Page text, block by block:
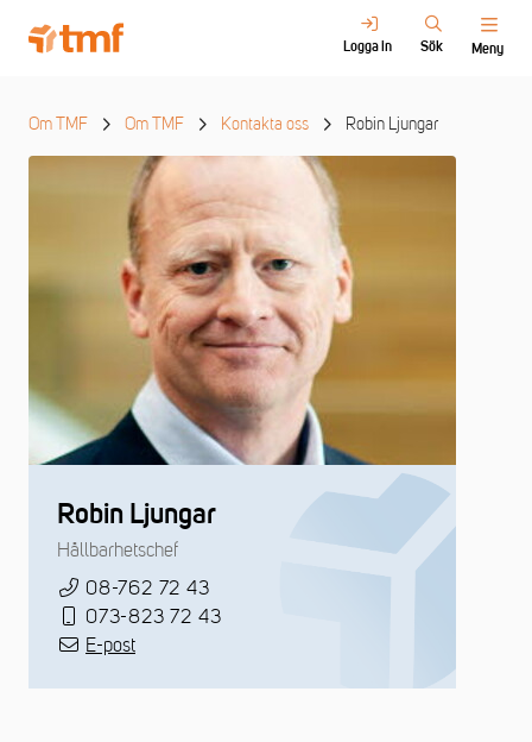
Logga in Sök Meny
Om TMF Om TMF Kontakta oss Robin Ljungar
Robin Ljungar
Hållbarhetschef
08-762 72 43
073-823 72 43
E-post